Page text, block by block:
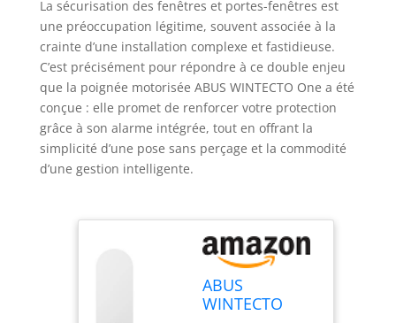
La sécurisation des fenêtres et portes-fenêtres est
une préoccupation légitime, souvent associée à la
crainte d’une installation complexe et fastidieuse.
C’est précisément pour répondre à ce double enjeu
que la poignée motorisée ABUS WINTECTO One a été
conçue : elle promet de renforcer votre protection
grâce à son alarme intégrée, tout en offrant la
simplicité d’une pose sans perçage et la commodité
d’une gestion intelligente.
ABUS
WINTECTO